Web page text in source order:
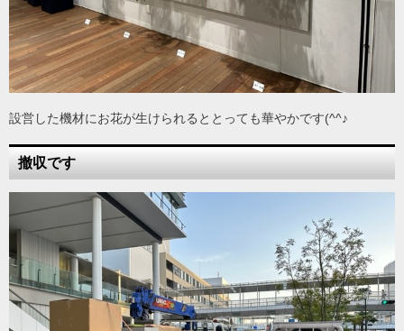
設営した機材にお花が生けられるととっても華やかです(^^♪
撤収です